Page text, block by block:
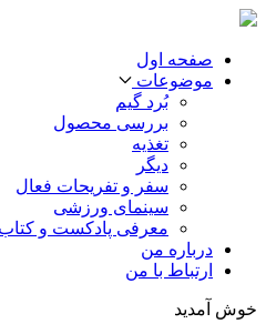
صفحه اول
موضوعات
بُرد گیم
بررسی محصول
تغذیه
دیگر
سفر و تفریحات فعال
سینمای ورزشی
معرفی پادکست و
درباره من
ارتباط با من
خوش آمدید